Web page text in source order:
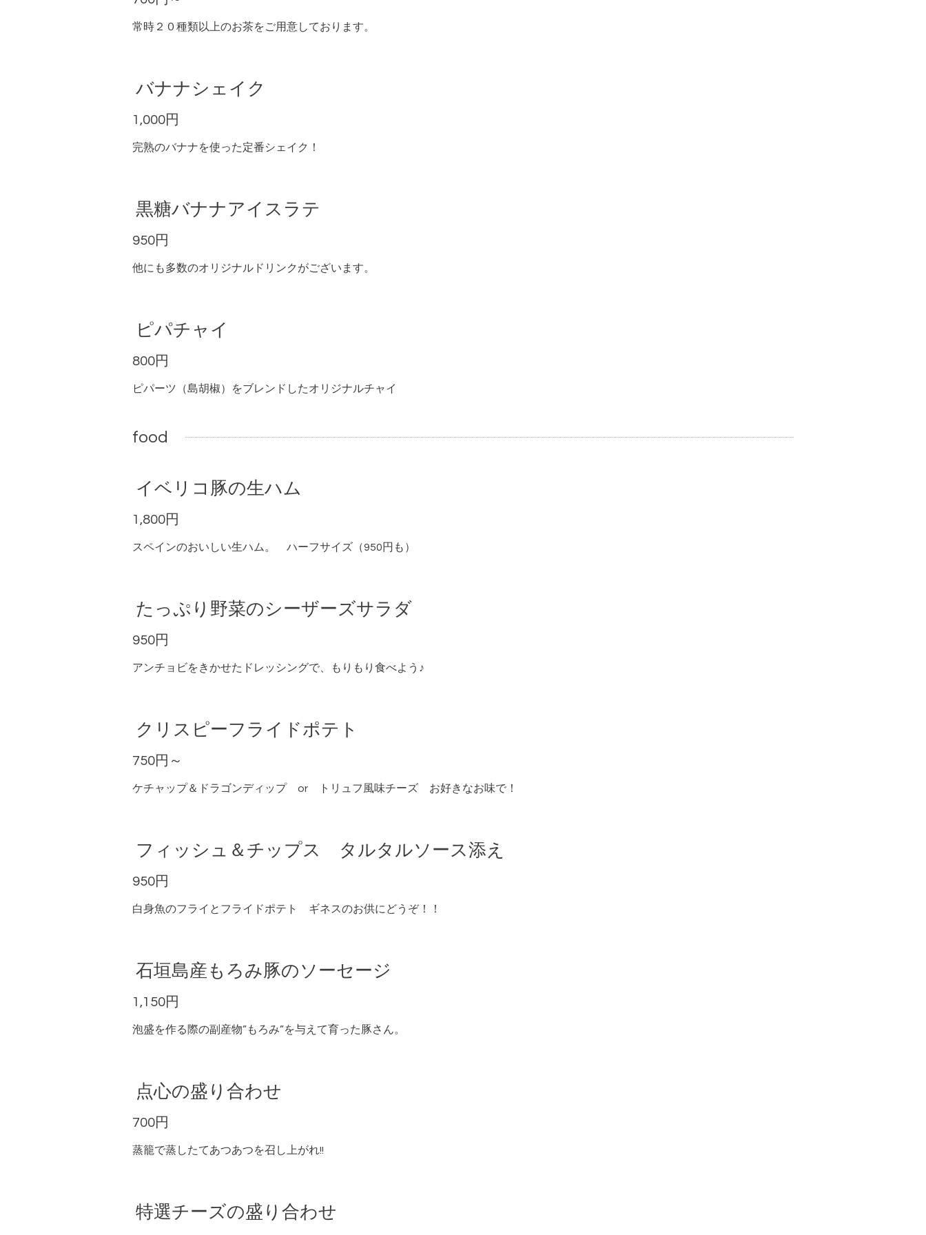
常時２０種類以上のお茶をご用意しております。
バナナシェイク
1,000円
完熟のバナナを使った定番シェイク！
黒糖バナナアイスラテ
950円
他にも多数のオリジナルドリンクがございます。
ピパチャイ
800円
ピパーツ（島胡椒）をブレンドしたオリジナルチャイ
food
イベリコ豚の生ハム
1,800円
スペインのおいしい生ハム。 ハーフサイズ（950円も）
たっぷり野菜のシーザーズサラダ
950円
アンチョビをきかせたドレッシングで、もりもり食べよう♪
クリスピーフライドポテト
750円～
ケチャップ＆ドラゴンディップ or トリュフ風味チーズ お好きなお味で！
フィッシュ＆チップス タルタルソース添え
950円
白身魚のフライとフライドポテト ギネスのお供にどうぞ！！
石垣島産もろみ豚のソーセージ
1,150円
泡盛を作る際の副産物”もろみ”を与えて育った豚さん。
点心の盛り合わせ
700円
蒸籠で蒸したてあつあつを召し上がれ!!
特選チーズの盛り合わせ